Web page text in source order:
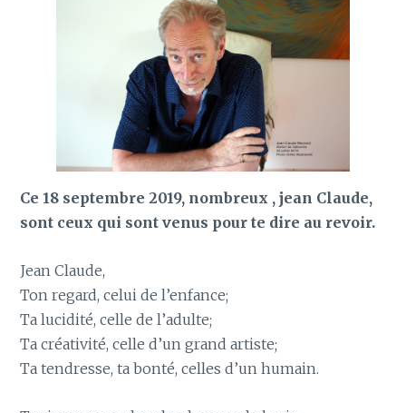
Ce 18 septembre 2019, nombreux , jean Claude,
sont ceux qui sont venus pour te dire au revoir.
Jean Claude,
Ton regard, celui de l’enfance;
Ta lucidité, celle de l’adulte;
Ta créativité, celle d’un grand artiste;
Ta tendresse, ta bonté, celles d’un humain.